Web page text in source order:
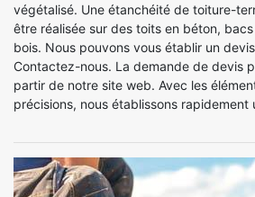
végétalisé. Une étanchéité de toiture-
être réalisée sur des toits en béton,
bois. Nous pouvons vous établir un
Contactez-nous. La demande de devis
partir de notre site web. Avec les
précisions, nous établissons rapidement